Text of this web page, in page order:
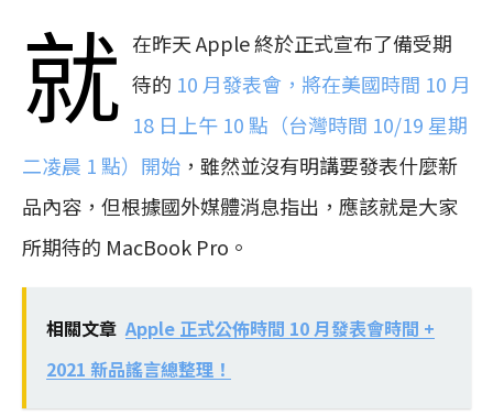
就 在昨天 Apple 終於正式宣布了備受期
待的 10 月發表會，將在美國時間 10 月
18 日上午 10 點（台灣時間 10/19 星期
二凌晨 1 點）開始 ，雖然並沒有明講要發表什麼新
品內容，但根據國外媒體消息指出，應該就是大家
所期待的 MacBook Pro。
相關文章 Apple 正式公佈時間 10 月發表會時間 +
2021 新品謠言總整理！